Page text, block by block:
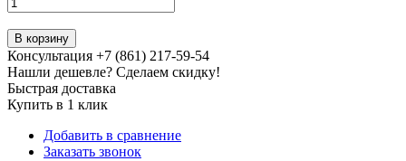
В корзину
Консультация +7 (861) 217-59-54
Нашли дешевле? Сделаем скидку!
Быстрая доставка
Купить в 1 клик
Добавить в сравнение
Заказать звонок